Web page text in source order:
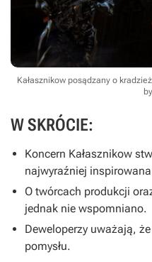
Kałasznikow posądzany o
W SKRÓCIE:
Koncern Kałasznikow
najwyraźniej
O twórcach produkcji
jednak nie wspomniano.
Deweloperzy uważają,
pomysłu.